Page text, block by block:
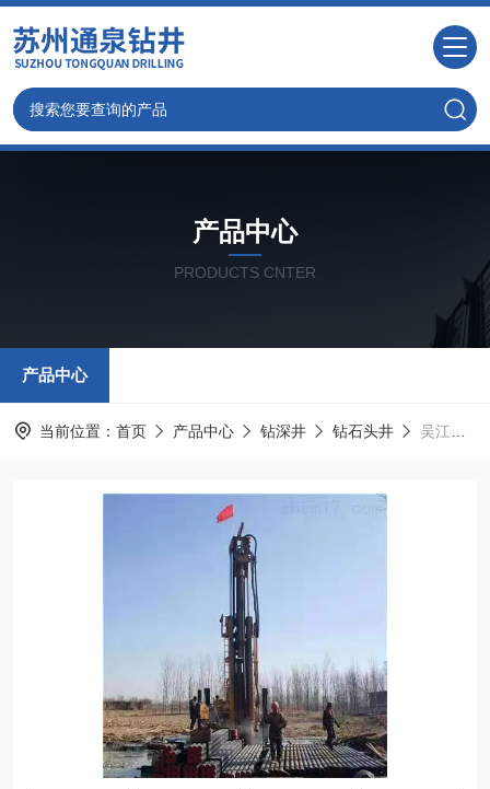
产品中心
PRODUCTS CNTER
产品中心
当前位置： 首页 产品中心 钻深井 钻石头井 吴江打井，小型钻机打家用水井